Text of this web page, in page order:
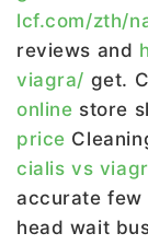
lcf.com/zth/
reviews and
viagra/ get.
online store
price
cialis vs
accurate
head wait